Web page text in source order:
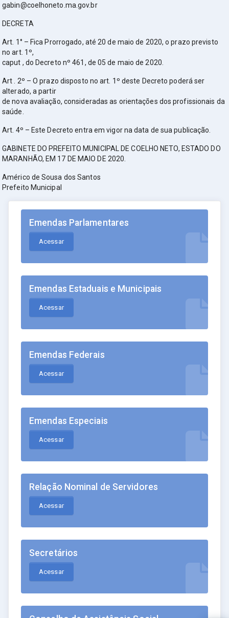
gabin@coelhoneto.ma.gov.br
DECRETA
Art. 1° – Fica Prorrogado, até 20 de maio de 2020, o prazo previsto
no art. 1º,
caput , do Decreto nº 461, de 05 de maio de 2020.
Art . 2º – O prazo disposto no art. 1º deste Decreto poderá ser
alterado, a partir
de nova avaliação, consideradas as orientações dos profissionais da
saúde.
Art. 4º – Este Decreto entra em vigor na data de sua publicação.
GABINETE DO PREFEITO MUNICIPAL DE COELHO NETO, ESTADO DO
MARANHÃO, EM 17 DE MAIO DE 2020.
Américo de Sousa dos Santos
Prefeito Municipal
Emendas Parlamentares
Acessar
Emendas Estaduais e Municipais
Acessar
Emendas Federais
Acessar
Emendas Especiais
Acessar
Relação Nominal de Servidores
Acessar
Secretários
Acessar